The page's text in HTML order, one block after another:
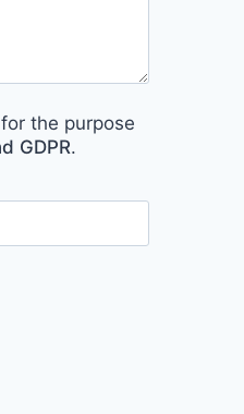
the purpose
GDPR.